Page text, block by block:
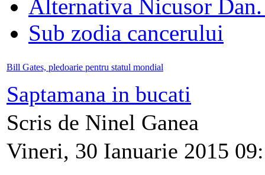
Alternativa Nicusor
Sub zodia cancerului
Bill Gates, pledoarie pentru statul mondial
Saptamana in bucati
Scris de Ninel Ganea
Vineri, 30 Ianuarie 2015